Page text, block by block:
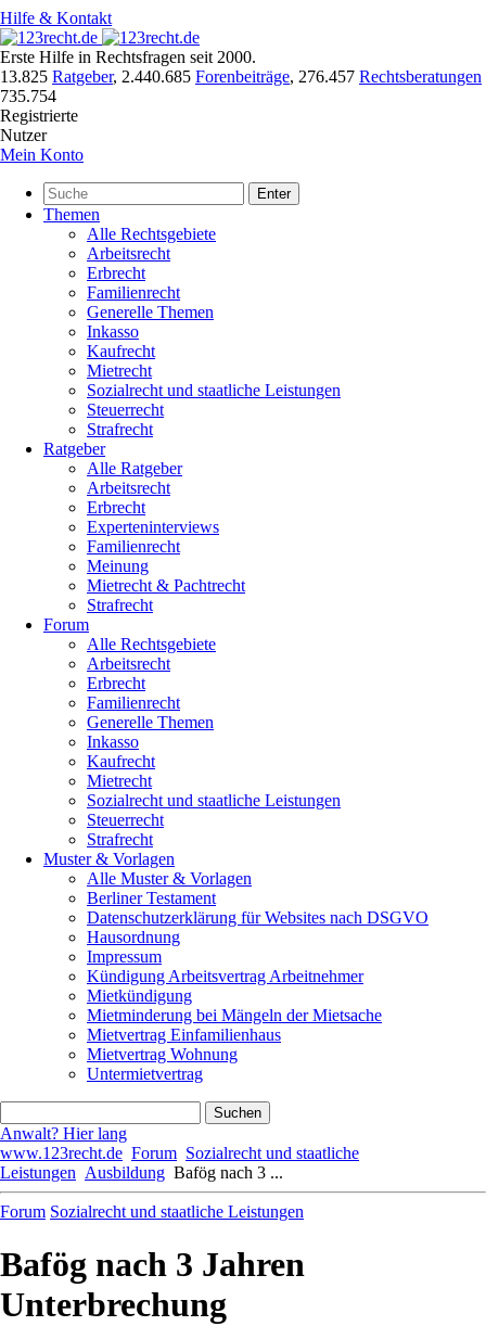
Hilfe & Kontakt
Erste Hilfe in Rechtsfragen seit 2000.
13.825 Ratgeber, 2.440.685 Forenbeiträge, 276.457 Rechtsberatungen
735.754
Registrierte
Nutzer
Mein Konto
Enter
Themen
Alle Rechtsgebiete
Arbeitsrecht
Erbrecht
Familienrecht
Generelle Themen
Inkasso
Kaufrecht
Mietrecht
Sozialrecht und staatliche Leistungen
Steuerrecht
Strafrecht
Ratgeber
Alle Ratgeber
Arbeitsrecht
Erbrecht
Experteninterviews
Familienrecht
Meinung
Mietrecht & Pachtrecht
Strafrecht
Forum
Alle Rechtsgebiete
Arbeitsrecht
Erbrecht
Familienrecht
Generelle Themen
Inkasso
Kaufrecht
Mietrecht
Sozialrecht und staatliche Leistungen
Steuerrecht
Strafrecht
Muster & Vorlagen
Alle Muster & Vorlagen
Berliner Testament
Datenschutzerklärung für Websites nach DSGVO
Hausordnung
Impressum
Kündigung Arbeitsvertrag Arbeitnehmer
Mietkündigung
Mietminderung bei Mängeln der Mietsache
Mietvertrag Einfamilienhaus
Mietvertrag Wohnung
Untermietvertrag
Anwalt? Hier lang
www.123recht.de Forum Sozialrecht und staatliche
Leistungen Ausbildung Bafög nach 3 ...
Forum Sozialrecht und staatliche Leistungen
Bafög nach 3 Jahren
Unterbrechung